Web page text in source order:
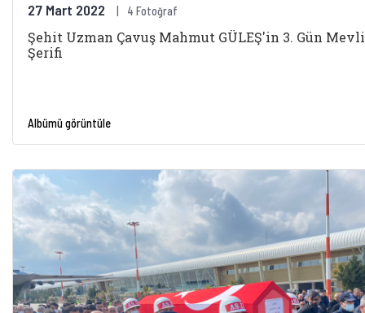
27 Mart 2022 4 Fotoğraf
Şehit Uzman Çavuş Mahmut GÜLEŞ'in 3. Gün
Şerifi
Albümü görüntüle